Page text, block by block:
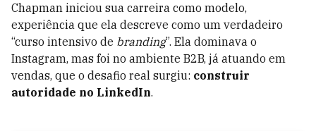
Chapman iniciou sua carreira como modelo,
experiência que ela descreve como um verdadeiro
“curso intensivo de branding”. Ela dominava o
Instagram, mas foi no ambiente B2B, já atuando em
vendas, que o desafio real surgiu: construir
autoridade no LinkedIn.